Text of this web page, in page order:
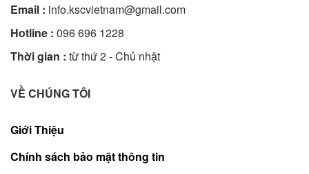
Email : info.kscvietnam@gmail.com
Hotline : 096 696 1228
Thời gian : từ thứ 2 - Chủ nhật
VỀ CHÚNG TÔI
Giới Thiệu
Chính sách bảo mật thông tin